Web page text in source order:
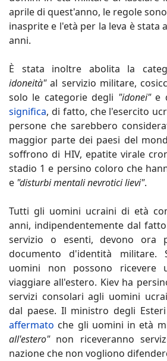
aprile di quest'anno, le regole
inasprite e l'età per la leva è stata
anni.
È stata inoltre abolita la
idoneità"al servizio militare,
solo le categorie degli "idonei"e
significa, di fatto, che l'esercito
persone che sarebbero
maggior parte dei paesi del
soffrono di HIV, epatite virale
stadio 1 e persino coloro che
e "disturbi mentali nevrotici lievi".
Tutti gli uomini ucraini di età
anni, indipendentemente dal
servizio o esenti, devono ora
documento d'identità militare.
uomini non possono ricevere
viaggiare all'estero. Kiev ha
servizi consolari agli uomini
dal paese. Il ministro degli Esteri
affermato che gli uomini in età
all'estero"non riceveranno
nazione che non vogliono